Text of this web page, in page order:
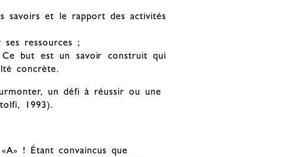
savoirs et le rapport des activités
ressources ;
but est un savoir construit qui
concrète.
un défi à réussir ou une
1993).
! Étant convaincus que